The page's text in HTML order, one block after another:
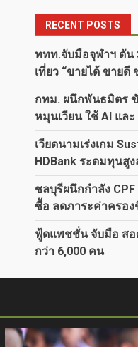
RECENT POSTS
ททท.จับมือจุฬาฯ ดัน
เที่ยว “ขายได้ ขายดี
กทม. ผนึกพันธมิตร ขั
หมุนเวียน ใช้ AI และ
เวียดนามเร่งเกม
HDBank ระดมทุนสู
ชลบุรีผนึกกำลัง
ซื้อ ลดภาระค่าครอง
ฟู้ดแพชชั่น จับมือ สอ
กว่า 6,000 คน